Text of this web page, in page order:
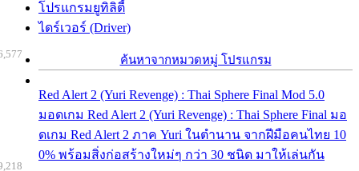
โปรแกรมยูทิลิตี้
ไดร์เวอร์ (Driver)
ค้นหาจากหมวดหมู่ โปรแกรม
Red Alert 2 (Yuri Revenge) : Thai Sphere Final Mod 5.0
มอดเกม Red Alert 2 (Yuri Revenge) : Thai Sphere Final มอ
ดเกม Red Alert 2 ภาค Yuri ในตำนาน จากฝีมือคนไทย 10
0% พร้อมสิ่งก่อสร้างใหม่ๆ กว่า 30 ชนิด มาให้เล่นกัน